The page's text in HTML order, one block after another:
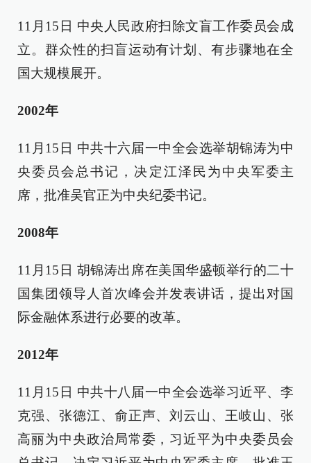
11月15日 中央人民政府扫除文盲工作委员会成
立。群众性的扫盲运动有计划、有步骤地在全
国大规模展开。
2002年
11月15日 中共十六届一中全会选举胡锦涛为中
央委员会总书记，决定江泽民为中央军委主
席，批准吴官正为中央纪委书记。
2008年
11月15日 胡锦涛出席在美国华盛顿举行的二十
国集团领导人首次峰会并发表讲话，提出对国
际金融体系进行必要的改革。
2012年
11月15日 中共十八届一中全会选举习近平、李
克强、张德江、俞正声、刘云山、王岐山、张
高丽为中央政治局常委，习近平为中央委员会